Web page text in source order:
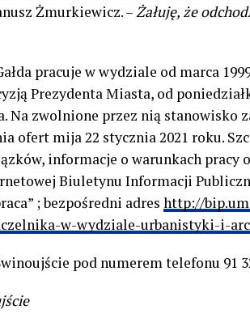
Żmurkiewicz. –Żałuję, że
pracuje w wydziale od marca
Prezydenta Miasta, od
Na zwolnione przez nią stanowisko
ofert mija 22 stycznia 2021 roku.
informacje o warunkach pracy
Biuletynu Informacji
; bezpośredni adres http://
w-wydziale-urbanistyki-i-
pod numerem telefonu 91